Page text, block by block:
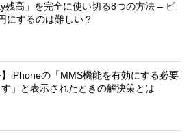
残高」を完全に使い切る8つの方法 – ピ
にするのは難しい？
】iPhoneの「MMS機能を有効にする必要
」と表示されたときの解決策とは